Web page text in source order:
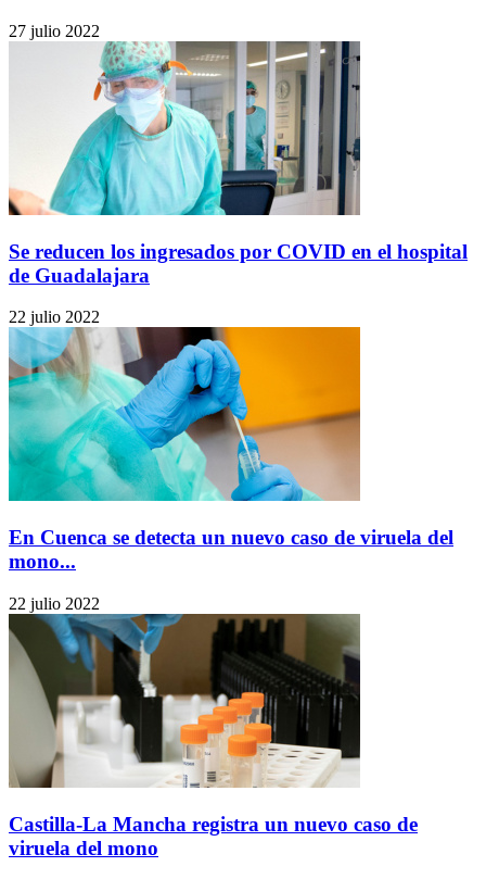
27 julio 2022
Se reducen los ingresados por COVID en el hospital
de Guadalajara
22 julio 2022
En Cuenca se detecta un nuevo caso de viruela del
mono...
22 julio 2022
Castilla-La Mancha registra un nuevo caso de
viruela del mono